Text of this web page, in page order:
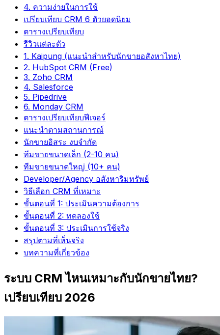
4. ความง่ายในการใช้
เปรียบเทียบ CRM 6 ตัวยอดนิยม
ตารางเปรียบเทียบ
รีวิวแต่ละตัว
1. Kaipung (แนะนำสำหรับนักขายอสังหาไทย)
2. HubSpot CRM (Free)
3. Zoho CRM
4. Salesforce
5. Pipedrive
6. Monday CRM
ตารางเปรียบเทียบฟีเจอร์
แนะนำตามสถานการณ์
นักขายอิสระ งบจำกัด
ทีมขายขนาดเล็ก (2-10 คน)
ทีมขายขนาดใหญ่ (10+ คน)
Developer/Agency อสังหาริมทรัพย์
วิธีเลือก CRM ที่เหมาะ
ขั้นตอนที่ 1: ประเมินความต้องการ
ขั้นตอนที่ 2: ทดลองใช้
ขั้นตอนที่ 3: ประเมินการใช้จริง
สรุปตามที่เห็นจริง
บทความที่เกี่ยวข้อง
ระบบ CRM ไหนเหมาะกับนักขายไทย?
เปรียบเทียบ 2026